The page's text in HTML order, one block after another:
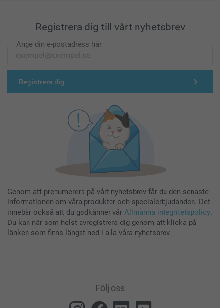
Registrera dig till vårt nyhetsbrev
Ange din e-postadress här
Registrera dig
Genom att prenumerera på vårt nyhetsbrev får du den senaste
informationen om våra produkter och specialerbjudanden. Det
innebär också att du godkänner vår Allmänna integritetspolicy.
Du kan när som helst avregistrera dig genom att klicka på
länken som finns längst ned i alla våra nyhetsbrev.
Följ oss